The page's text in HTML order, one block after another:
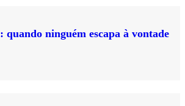
quando ninguém escapa à vontade